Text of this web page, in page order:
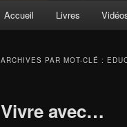
Accueil Livres
ARCHIVES PAR MOT-CLÉ :
Vivre avec…